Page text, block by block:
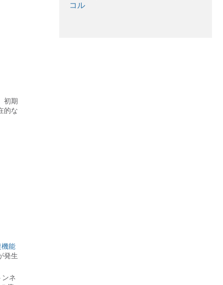
初期
的な
機能
発生
ンネ
コル